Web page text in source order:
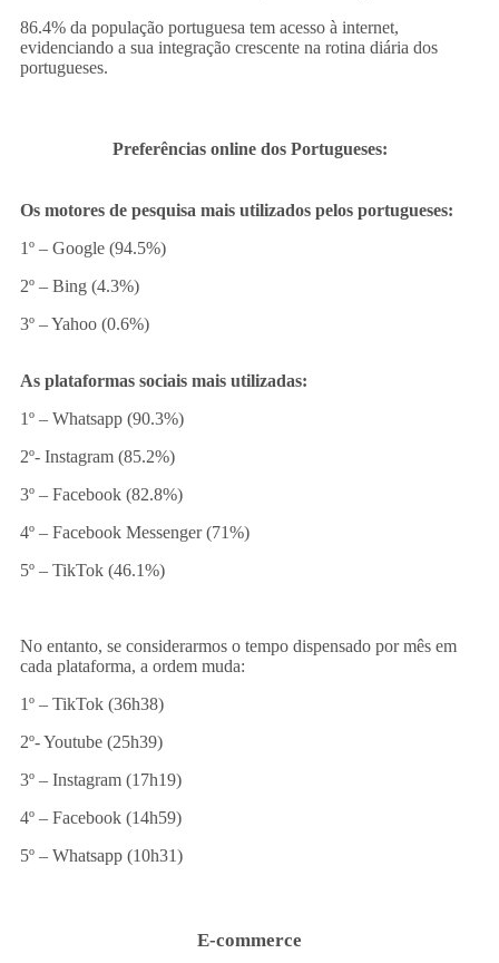
86.4% da população portuguesa tem acesso à internet,
evidenciando a sua integração crescente na rotina diária dos
portugueses.
Preferências online dos Portugueses:
Os motores de pesquisa mais utilizados pelos portugueses:
1º – Google (94.5%)
2º – Bing (4.3%)
3º – Yahoo (0.6%)
As plataformas sociais mais utilizadas:
1º – Whatsapp (90.3%)
2º- Instagram (85.2%)
3º – Facebook (82.8%)
4º – Facebook Messenger (71%)
5º – TikTok (46.1%)
No entanto, se considerarmos o tempo dispensado por mês em
cada plataforma, a ordem muda:
1º – TikTok (36h38)
2º- Youtube (25h39)
3º – Instagram (17h19)
4º – Facebook (14h59)
5º – Whatsapp (10h31)
E-commerce